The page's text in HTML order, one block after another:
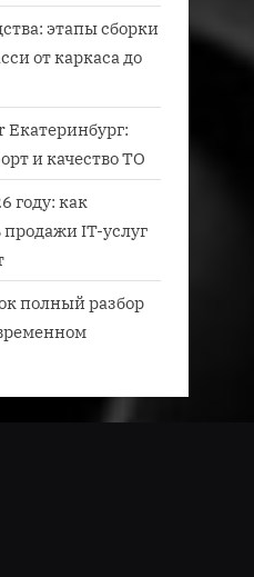
этапы сборки
от каркаса до
Екатеринбург:
и качество ТО
году: как
продажи IT-услуг
полный разбор